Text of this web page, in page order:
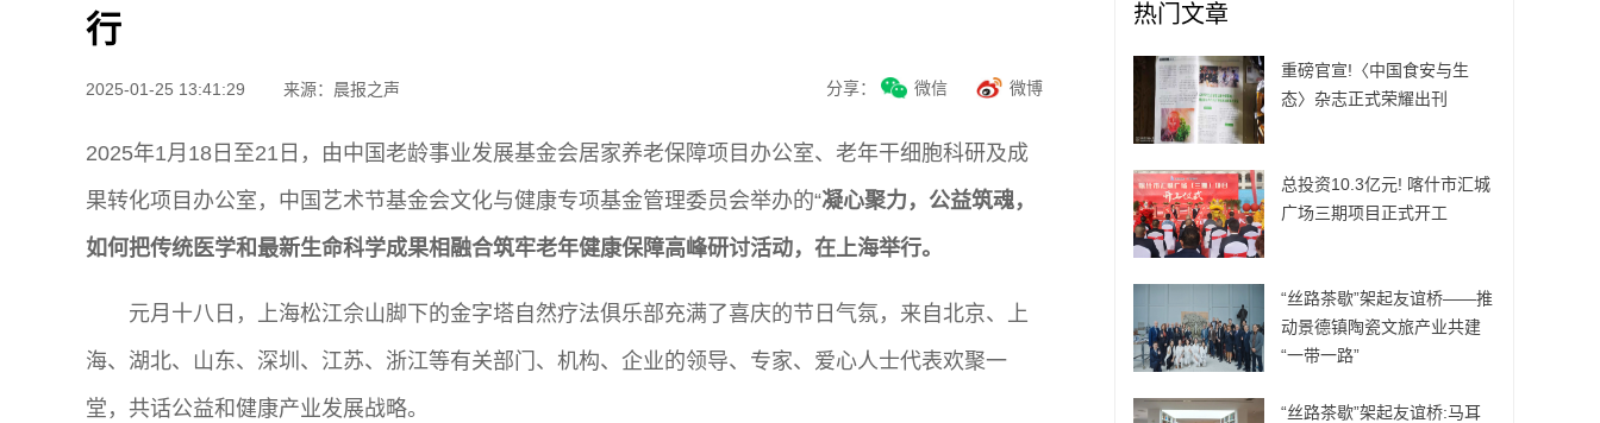
行
2025-01-25 13:41:29 来源：晨报之声 分享： 微信 微博
2025年1月18日至21日，由中国老龄事业发展基金会居家养老保障项目办公室、老年干细胞科研及成
果转化项目办公室，中国艺术节基金会文化与健康专项基金管理委员会举办的“凝心聚力，公益筑魂，
如何把传统医学和最新生命科学成果相融合筑牢老年健康保障高峰研讨活动， 在上海举行。
元月十八日，上海松江佘山脚下的金字塔自然疗法俱乐部充满了喜庆的节日气氛，来自北京、上
海、湖北、山东、深圳、江苏、浙江等有关部门、机构、企业的领导、专家、爱心人士代表欢聚一
堂，共话公益和健康产业发展战略。
热门文章
重磅官宣!〈中国食安与生
态〉杂志正式荣耀出刊
总投资10.3亿元! 喀什市汇城
广场三期项目正式开工
“丝路茶歇”架起友谊桥——推
动景德镇陶瓷文旅产业共建
“一带一路”
“丝路茶歇”架起友谊桥:马耳